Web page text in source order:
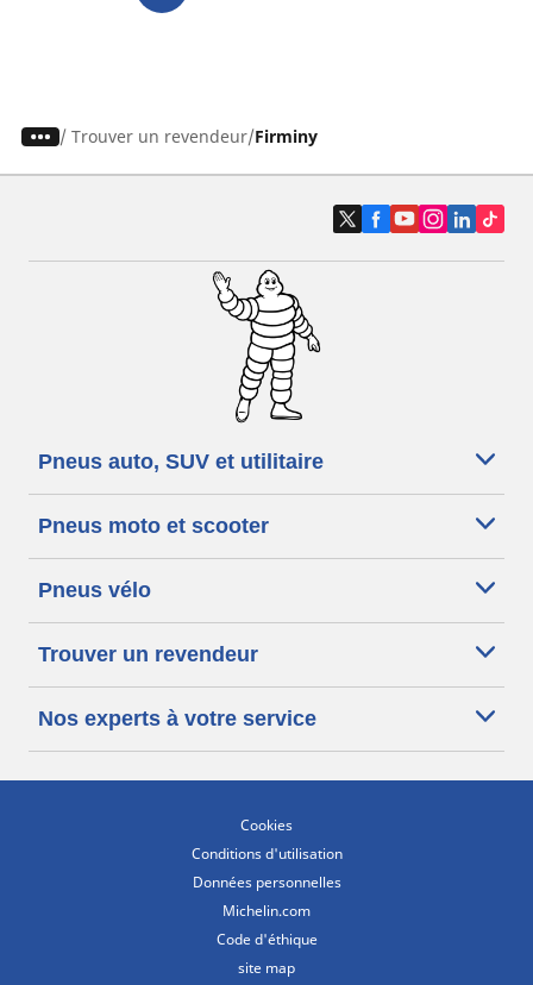
/ Trouver un revendeur Firminy
Pneus auto, SUV et utilitaire
Pneus moto et scooter
Pneus vélo
Trouver un revendeur
Nos experts à votre service
Cookies
Conditions d'utilisation
Données personnelles
Michelin.com
Code d'éthique
site map